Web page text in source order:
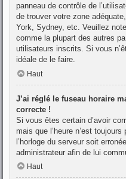
panneau de contrôle de
de trouver votre zone
York, Sydney, etc. Veuillez
comme la plupart des autres
utilisateurs inscrits. Si vous
idéale de le faire.
Haut
J’ai réglé le fuseau horaire
correcte !
Si vous êtes certain d’avoir
mais que l’heure n’est
l’horloge du serveur soit
administrateur afin de lui
Haut